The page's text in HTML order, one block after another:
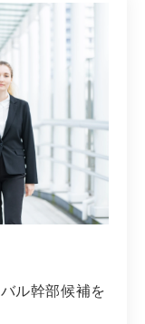
ル幹部候補を